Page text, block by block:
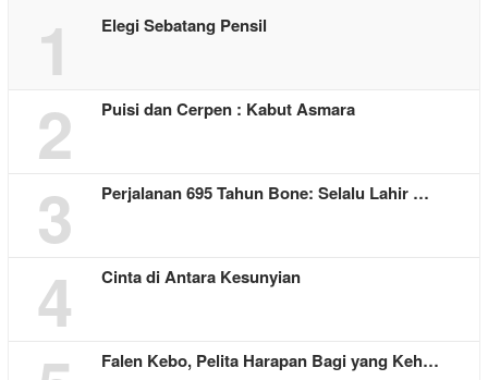
1 Elegi Sebatang Pensil
2 Puisi dan Cerpen : Kabut Asmara
3 Perjalanan 695 Tahun Bone: Selalu Lahir …
4 Cinta di Antara Kesunyian
Falen Kebo, Pelita Harapan Bagi yang Keh…